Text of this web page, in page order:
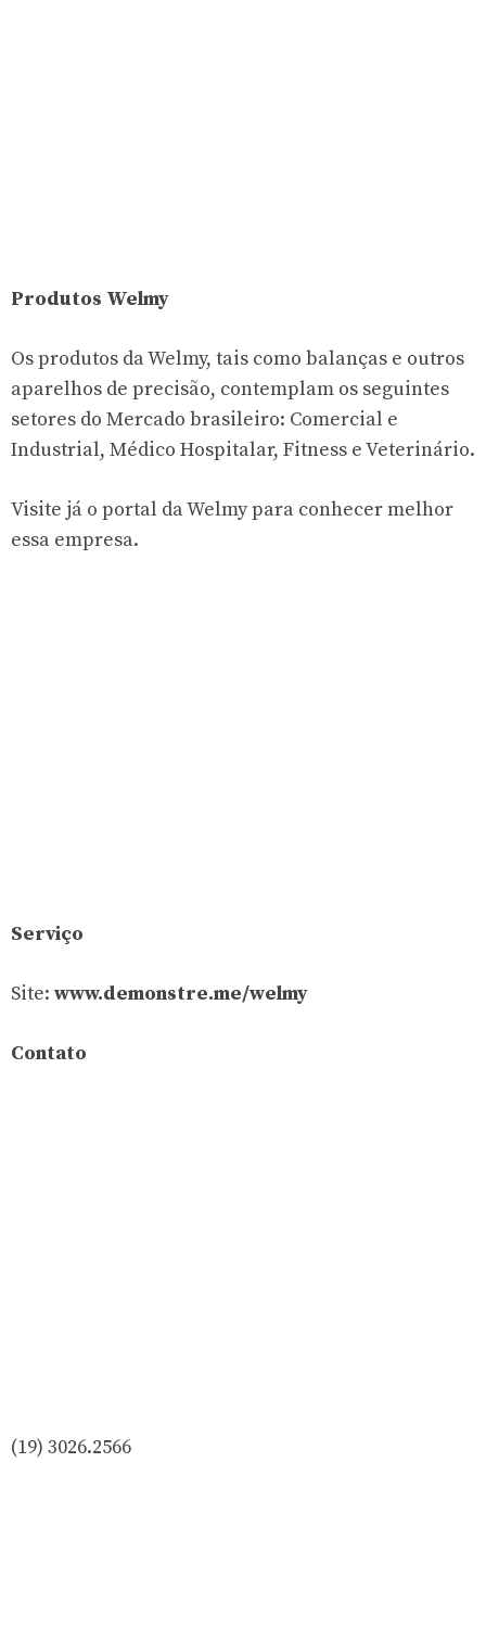
Produtos Welmy
Os produtos da Welmy, tais como balanças e outros
aparelhos de precisão, contemplam os seguintes
setores do Mercado brasileiro: Comercial e
Industrial, Médico Hospitalar, Fitness e Veterinário.
Visite já o portal da Welmy para conhecer melhor
essa empresa.
Serviço
Site: www.demonstre.me/welmy
Contato
(19) 3026.2566